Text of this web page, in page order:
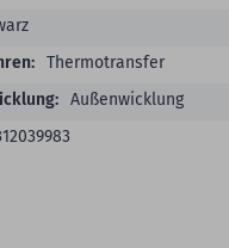
Thermotransfer
Außenwicklung